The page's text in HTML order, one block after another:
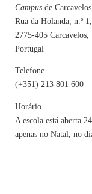
COMUNIDADE
LIFE AT NOVA SBE
Campus de Carcavelos,
Rua da Holanda, n.º 1,
2775-405 Carcavelos,
Portugal
Telefone
(+351) 213 801 600
Horário
A escola está aberta
apenas no Natal, no